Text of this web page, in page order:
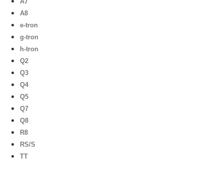
A8
e-tron
g-tron
h-tron
Q2
Q3
Q4
Q5
Q7
Q8
R8
RS/S
TT